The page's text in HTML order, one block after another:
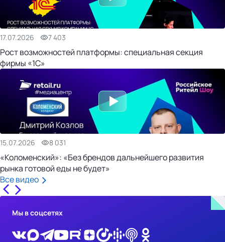
17.07.2026 7 403
Рост возможностей платформы: специальная секция
фирмы «1С»
15.07.2026 8 031
«Коломенский»: «Без брендов дальнейшего развития
рынка готовой еды не будет»
Все видео
Мы в соцсетях